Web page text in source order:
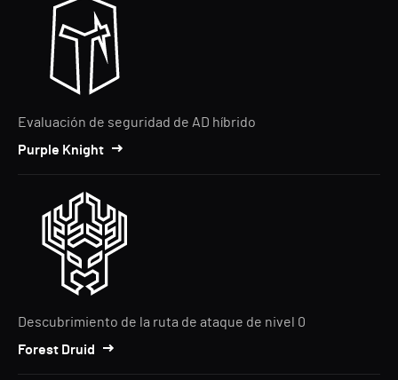
Evaluación de seguridad de AD híbrido
Purple Knight
Descubrimiento de la ruta de ataque de nivel 0
Forest Druid